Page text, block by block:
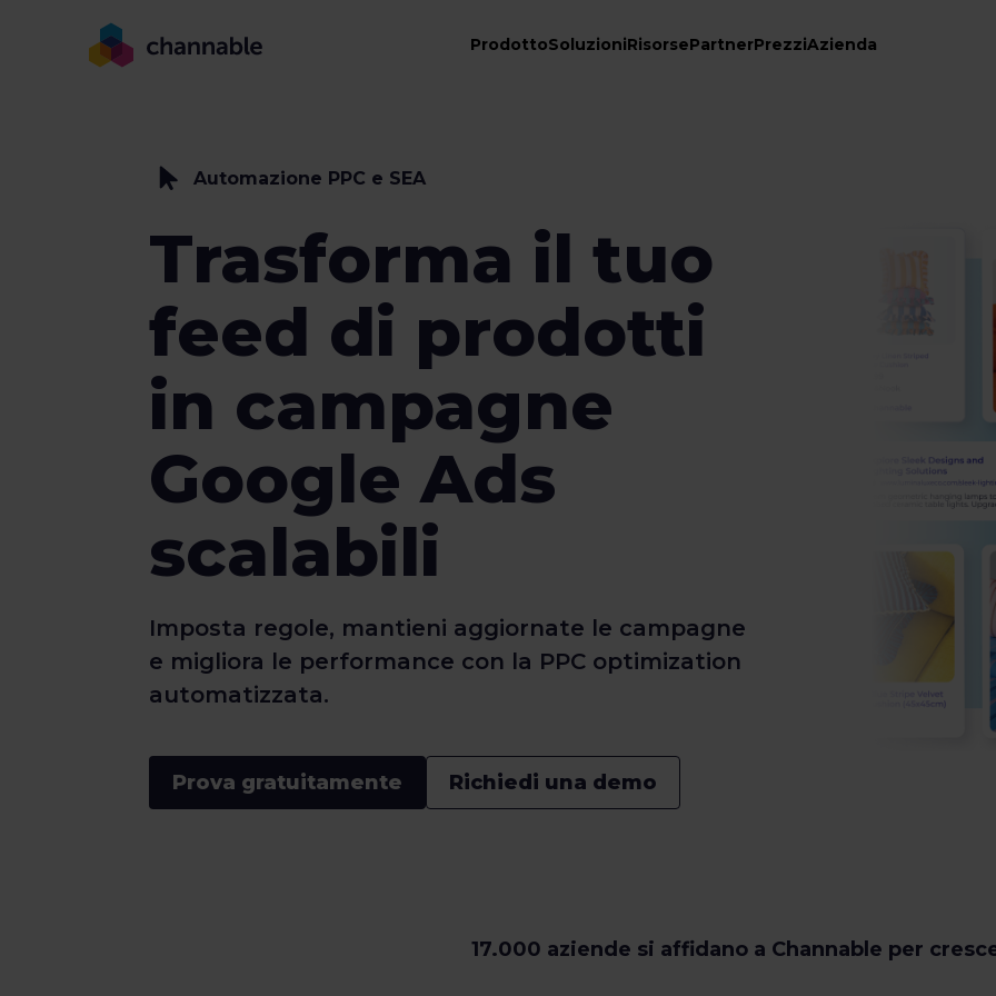
ProdottoSoluzioniRisorsePartnerPrezziAzienda
Automazione PPC e SEA
Trasforma il tuo
feed di prodotti
in campagne
Google Ads
scalabili
Imposta regole, mantieni aggiornate le campagne
e migliora le performance con la PPC optimization
automatizzata.
Prova gratuitamente Richiedi una demo
17.000 aziende si affidano a Channable per